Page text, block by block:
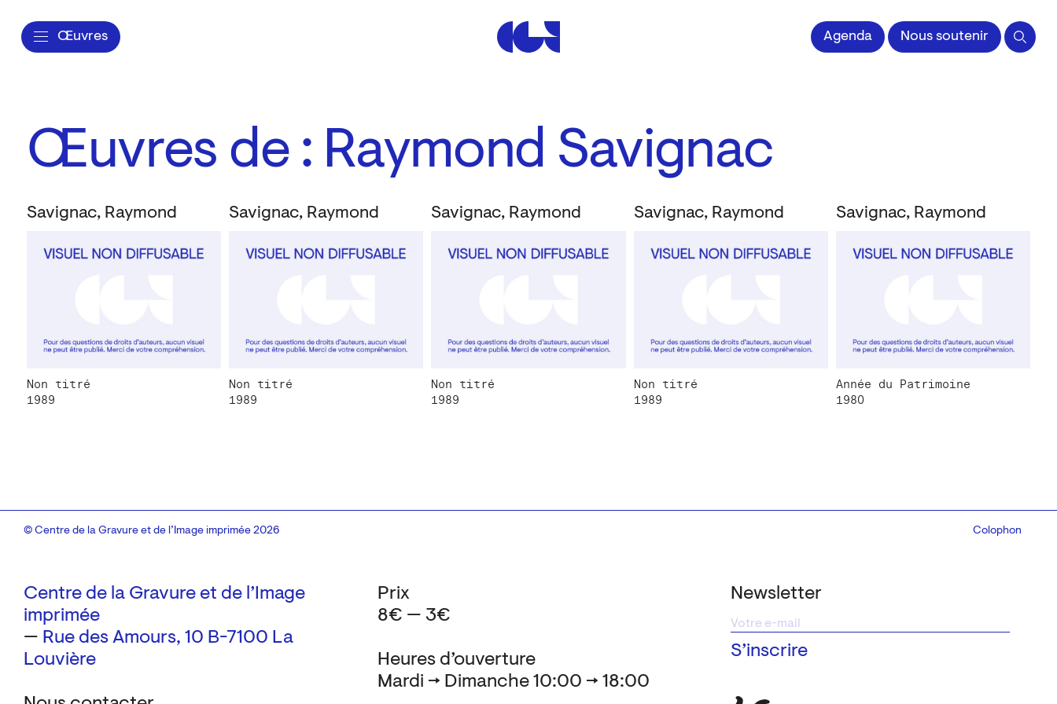
Œuvres Centre de la Gravure et de l'Image impriméeAgenda Nous soutenir
Œuvres de : Raymond Savignac
Savignac, Raymond
Non titré
1989
Savignac, Raymond
Non titré
1989
Savignac, Raymond
Non titré
1989
Savignac, Raymond
Non titré
1989
Savignac, Raymond
Année du Patrimoine
1980
Centre de la Gravure et de l’Image
imprimée
— Rue des Amours, 10 B-7100 La
Louvière
Newsletter
Heures d’ouverture
Mardi → Dimanche 10:00 → 18:00
Prix
8€ — 3€
© Centre de la Gravure et de l’Image imprimée 2026 Colophon
Design:Marcel